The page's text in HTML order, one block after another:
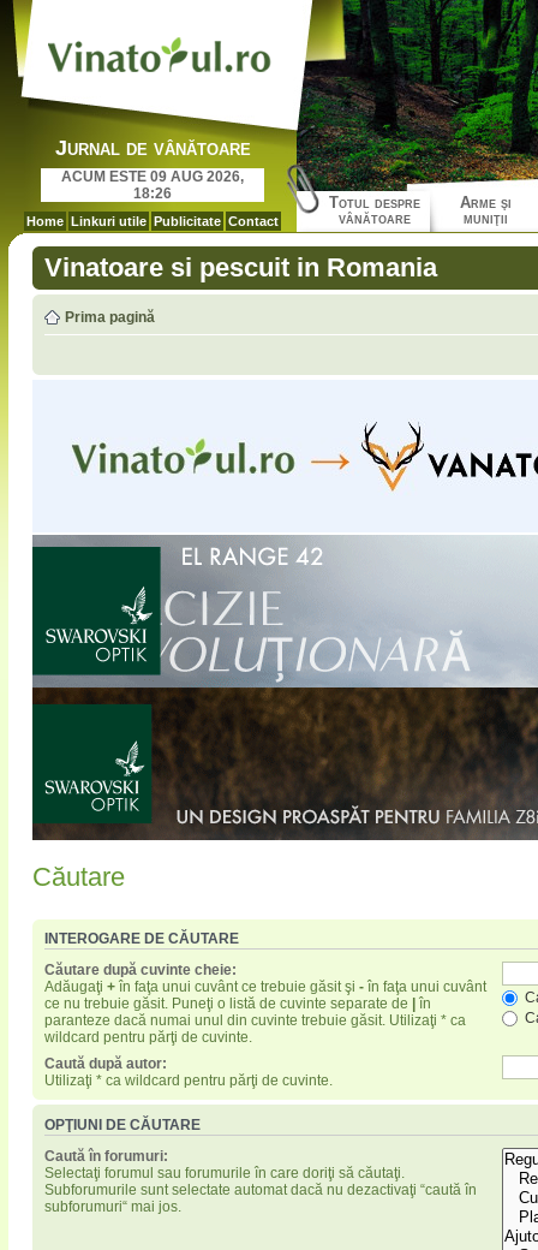
Jurnal de vânătoare
ACUM ESTE 09 AUG 2026,
18:26
Home Linkuri utile Publicitate Contact
Totul despre
vânătoare
Arme şi
muniţii
Vinatoare si pescuit in Romania
Prima pagină
Căutare
INTEROGARE DE CĂUTARE
Căutare după cuvinte cheie:
Adăugaţi + în faţa unui cuvânt ce trebuie găsit şi - în faţa unui cuvânt
ce nu trebuie găsit. Puneţi o listă de cuvinte separate de
în
paranteze dacă numai unul din cuvinte trebuie găsit. Utilizaţi * ca
wildcard pentru părţi de cuvinte.
Caută după autor:
Utilizaţi * ca wildcard pentru părţi de cuvinte.
OPŢIUNI DE CĂUTARE
Caută în forumuri:
Selectaţi forumul sau forumurile în care doriţi să căutaţi.
Subforumurile sunt selectate automat dacă nu dezactivaţi “caută în
subforumuri“ mai jos.